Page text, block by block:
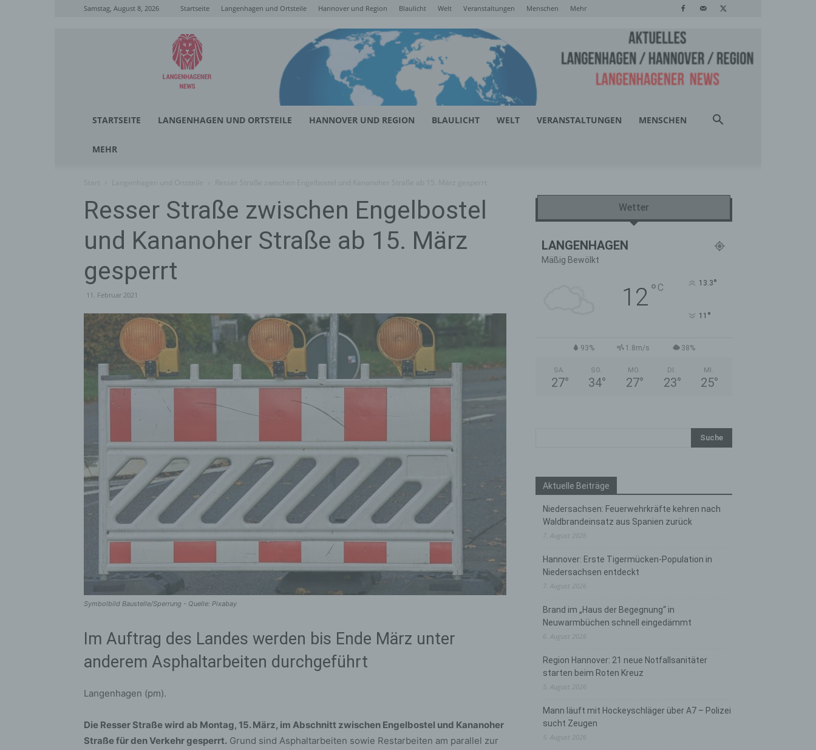
Samstag, August 8, 2026 Startseite Langenhagen und Ortsteile Hannover und Region Blaulicht Welt Veranstaltungen Menschen Mehr
Langenhagener
News
STARTSEITE LANGENHAGEN UND ORTSTEILE HANNOVER UND REGION BLAULICHT WELT VERANSTALTUNGEN MENSCHEN
MEHR
Resser Straße zwischen Engelbostel
und Kananoher Straße ab 15. März
gesperrt
11. Februar 2021
Symbolbild Baustelle/Sperrung - Quelle: Pixabay
Im Auftrag des Landes werden bis Ende März unter
anderem Asphaltarbeiten durchgeführt
Langenhagen (pm).
Die Resser Straße wird ab Montag, 15. März, im Abschnitt zwischen Engelbostel und Kananoher
Straße für den Verkehr gesperrt. Grund sind Asphaltarbeiten sowie Restarbeiten am parallel zur
Wetter
LANGENHAGEN
Mäßig Bewölkt
12° C 13.3°
11 °
93% 1.8m/s 38%
SA.
27°
SO.
34°
MO.
27°
DI.
23°
MI.
25°
Aktuelle Beiträge
Niedersachsen: Feuerwehrkräfte kehren nach
Waldbrandeinsatz aus Spanien zurück
7. August 2026
Hannover: Erste Tigermücken-Population in
Niedersachsen entdeckt
7. August 2026
Brand im „Haus der Begegnung“ in
Neuwarmbüchen schnell eingedämmt
6. August 2026
Region Hannover: 21 neue Notfallsanitäter
starten beim Roten Kreuz
5. August 2026
Mann läuft mit Hockeyschläger über A7 – Polizei
sucht Zeugen
5. August 2026